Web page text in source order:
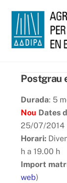
content
Postgrau
Durada: 5
Nou Dates
25/07/2014
Horari:
h a 19.00 h
Import
web)